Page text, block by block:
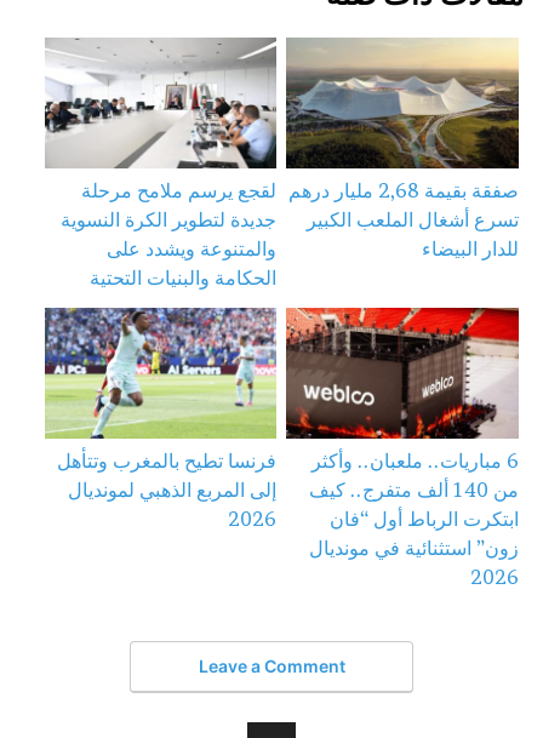
صفقة بقيمة 2,68 مليار درهم
تسرع أشغال الملعب الكبير
للدار البيضاء
لقجع يرسم ملامح مرحلة
جديدة لتطوير الكرة النسوية
والمتنوعة ويشدد على
الحكامة والبنيات التحتية
6 مباريات.. ملعبان.. وأكثر
من 140 ألف متفرج.. كيف
ابتكرت الرباط أول “فان
زون” استثنائية في مونديال
2026
فرنسا تطيح بالمغرب وتتأهل
إلى المربع الذهبي لمونديال
2026
Leave a Comment